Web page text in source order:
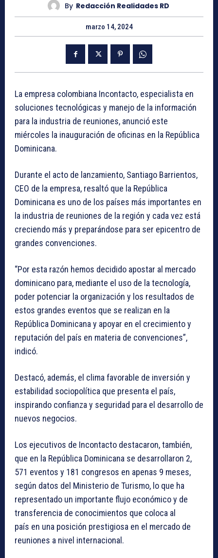
By Redacción Realidades RD
marzo 14, 2024
La empresa colombiana Incontacto, especialista en
soluciones tecnológicas y manejo de la información
para la industria de reuniones, anunció este
miércoles la inauguración de oficinas en la República
Dominicana.
Durante el acto de lanzamiento, Santiago Barrientos,
CEO de la empresa, resaltó que la República
Dominicana es uno de los países más importantes en
la industria de reuniones de la región y cada vez está
creciendo más y preparándose para ser epicentro de
grandes convenciones.
“Por esta razón hemos decidido apostar al mercado
dominicano para, mediante el uso de la tecnología,
poder potenciar la organización y los resultados de
estos grandes eventos que se realizan en la
República Dominicana y apoyar en el crecimiento y
reputación del país en materia de convenciones”,
indicó.
Destacó, además, el clima favorable de inversión y
estabilidad sociopolítica que presenta el país,
inspirando confianza y seguridad para el desarrollo de
nuevos negocios.
Los ejecutivos de Incontacto destacaron, también,
que en la República Dominicana se desarrollaron 2,
571 eventos y 181 congresos en apenas 9 meses,
según datos del Ministerio de Turismo, lo que ha
representado un importante flujo económico y de
transferencia de conocimientos que coloca al
país en una posición prestigiosa en el mercado de
reuniones a nivel internacional.